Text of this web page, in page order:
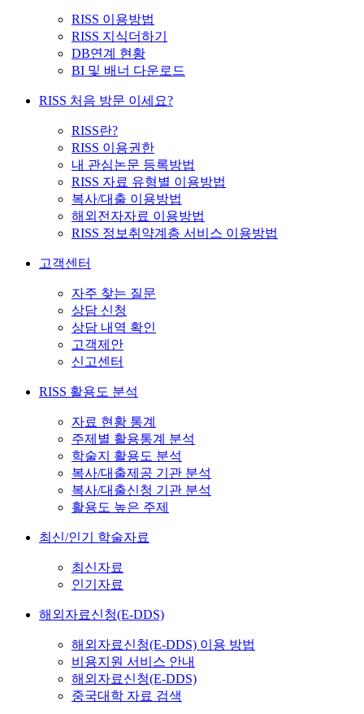
RISS 이용방법
RISS 지식더하기
DB연계 현황
BI 및 배너 다운로드
RISS 처음 방문 이세요?
RISS란?
RISS 이용권한
내 관심논문 등록방법
RISS 자료 유형별 이용방법
복사/대출 이용방법
해외전자자료 이용방법
RISS 정보취약계층 서비스 이용방법
고객센터
자주 찾는 질문
상담 신청
상담 내역 확인
고객제안
신고센터
RISS 활용도 분석
자료 현황 통계
주제별 활용통계 분석
학술지 활용도 분석
복사/대출제공 기관 분석
복사/대출신청 기관 분석
활용도 높은 주제
최신/인기 학술자료
최신자료
인기자료
해외자료신청(E-DDS)
해외자료신청(E-DDS) 이용 방법
비용지원 서비스 안내
해외자료신청(E-DDS)
중국대학 자료 검색